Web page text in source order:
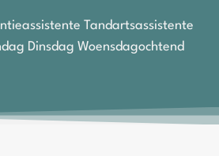
Tandartsassistente
Dinsdag Woensdagochtend